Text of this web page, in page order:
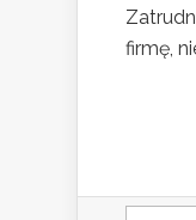
firmę,
Szukaj: